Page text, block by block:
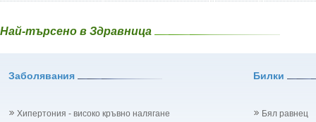
Най-търсено в Здравница
Заболявания Билки
Хипертония - високо кръвно налягане Бял равнец